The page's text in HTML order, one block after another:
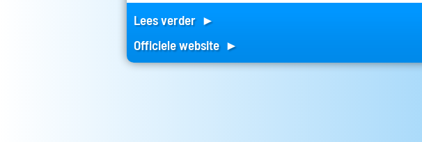
Lees verder ►
Officiele website ►